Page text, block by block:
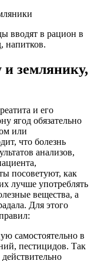
вводят в рацион в
напитков.
землянику,
и его
ягод обязательно
или
что болезнь
анализов,
посоветуют, как
лучше употреблять
вещества, а
Для этого
самостоятельно в
пестицидов. Так